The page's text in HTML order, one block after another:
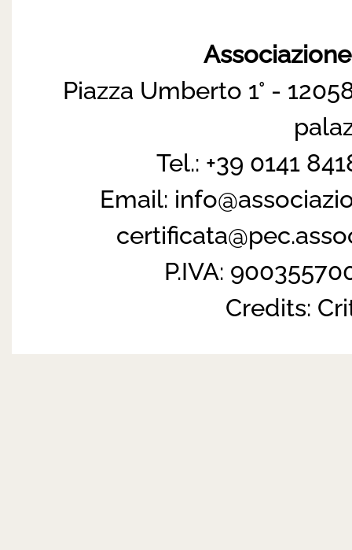
Piazza Umberto 1° -
Tel.: +39 0141
Email:
P.IVA:
Credits: